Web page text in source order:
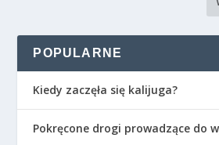
POPULARNE
Kiedy zaczęła się kalijuga?
Pokręcone drogi prowadzące do